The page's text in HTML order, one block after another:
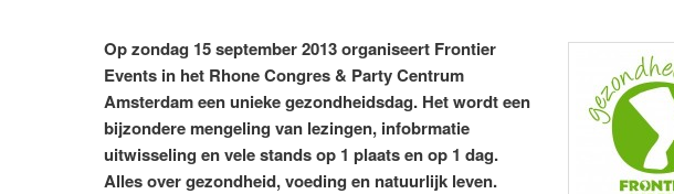
Op zondag 15 september 2013 organiseert Frontier
Events in het Rhone Congres & Party Centrum
Amsterdam een unieke gezondheidsdag. Het wordt een
bijzondere mengeling van lezingen, infobrmatie
uitwisseling en vele stands op 1 plaats en op 1 dag.
Alles over gezondheid, voeding en natuurlijk leven.